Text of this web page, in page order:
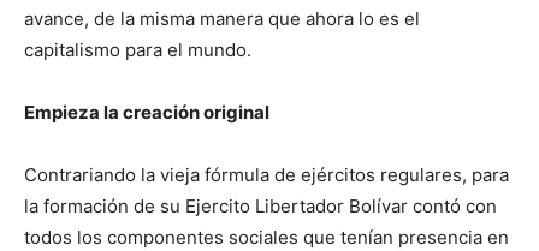
avance, de la misma manera que ahora lo es el
capitalismo para el mundo.
Empieza la creación original
Contrariando la vieja fórmula de ejércitos regulares, para
la formación de su Ejercito Libertador Bolívar contó con
todos los componentes sociales que tenían presencia en